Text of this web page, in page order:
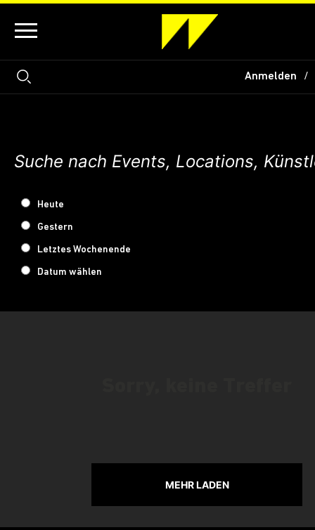
Anmelden
Heute
Gestern
Letztes Wochenende
Datum wählen
MEHR LADEN